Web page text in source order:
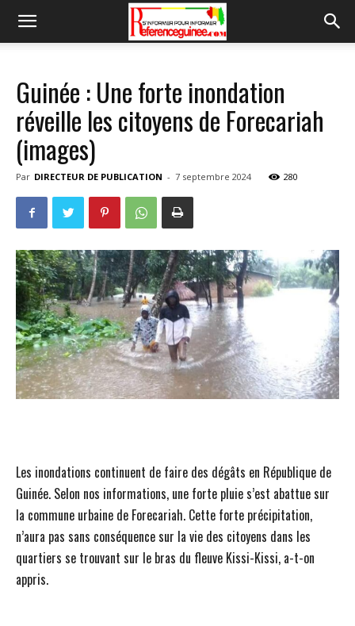
Guinée : Une forte inondation
réveille les citoyens de Forecariah
(images)
Par DIRECTEUR DE PUBLICATION - 7 septembre 2024 280
Les inondations continuent de faire des dégâts en République de
Guinée. Selon nos informations, une forte pluie s’est abattue sur
la commune urbaine de Forecariah. Cette forte précipitation,
n’aura pas sans conséquence sur la vie des citoyens dans les
quartiers se trouvant sur le bras du fleuve Kissi-Kissi, a-t-on
appris.